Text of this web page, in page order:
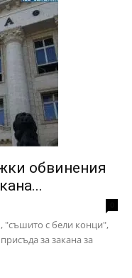
обвинения
"съшито с бели конци",
за закана за